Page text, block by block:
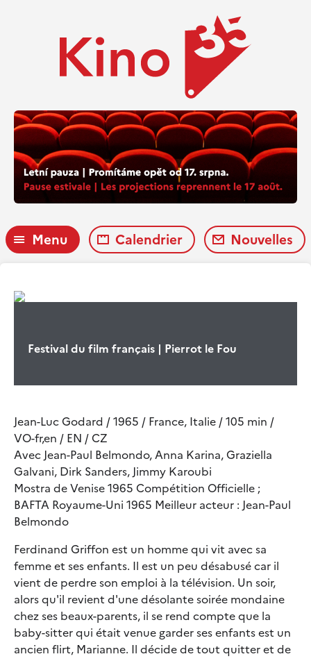
Menu Calendrier Nouvelles
Festival du film français | Pierrot le Fou
Jean-Luc Godard / 1965 / France, Italie / 105 min /
VO-fr,en / EN / CZ
Avec Jean-Paul Belmondo, Anna Karina, Graziella
Galvani, Dirk Sanders, Jimmy Karoubi
Mostra de Venise 1965 Compétition Officielle ;
BAFTA Royaume-Uni 1965 Meilleur acteur : Jean-Paul
Belmondo
Ferdinand Griffon est un homme qui vit avec sa
femme et ses enfants. Il est un peu désabusé car il
vient de perdre son emploi à la télévision. Un soir,
alors qu'il revient d'une désolante soirée mondaine
chez ses beaux-parents, il se rend compte que la
baby-sitter qui était venue garder ses enfants est un
ancien flirt, Marianne. Il décide de tout quitter et de